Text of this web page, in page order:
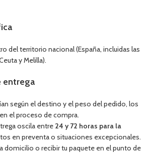
del territorio nacional (España, incluidas las
y Melilla).
entrega
según el destino y el peso del pedido, los
el proceso de compra.
oscila entre 24 y 72 horas para la
en preventa o situaciones excepcionales.
domicilio o recibir tu paquete en el punto de